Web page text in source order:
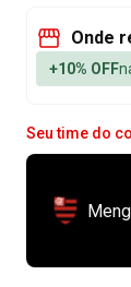
Onde
+10% OFF
Seu time do